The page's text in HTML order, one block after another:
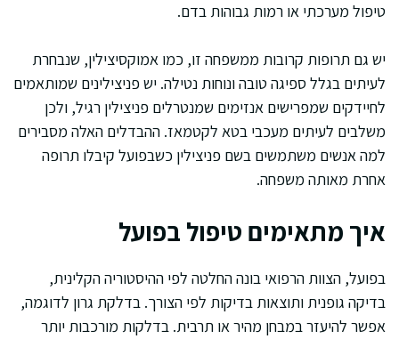
טיפול מערכתי או רמות גבוהות בדם.
יש גם תרופות קרובות ממשפחה זו, כמו אמוקסיצילין, שנבחרת
לעיתים בגלל ספיגה טובה ונוחות נטילה. יש פניצילינים שמותאמים
לחיידקים שמפרישים אנזימים שמנטרלים פניצילין רגיל, ולכן
משלבים לעיתים מעכבי בטא לקטמאז. ההבדלים האלה מסבירים
למה אנשים משתמשים בשם פניצילין כשבפועל קיבלו תרופה
אחרת מאותה משפחה.
איך מתאימים טיפול בפועל
בפועל, הצוות הרפואי בונה החלטה לפי ההיסטוריה הקלינית,
בדיקה גופנית ותוצאות בדיקות לפי הצורך. בדלקת גרון לדוגמה,
אפשר להיעזר במבחן מהיר או תרבית. בדלקות מורכבות יותר